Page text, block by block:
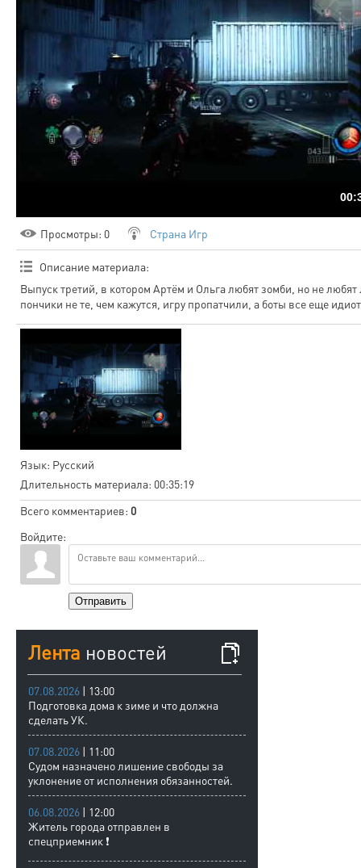
Просмотры: 0 Страна Игр
Описание материала:
Выпуск третий, в котором Артём и Ольга любят зомби, но не
пончики не те, чем кажутся, игру пропатчили, а боты все еще
Язык: Русский
Длительность материала: 00:35:19
Всего комментариев: 0
Войдите:
Отправить
Лента новостей
07.08.2026 | 13:00
Подготовка дома к зиме и что должна
сделать УК.
07.08.2026 | 11:00
Судом назначено лишение свободы за
уклонение от исполнения обязанностей.
06.08.2026 | 12:00
Житель города отправлен в
спецприемник ❗